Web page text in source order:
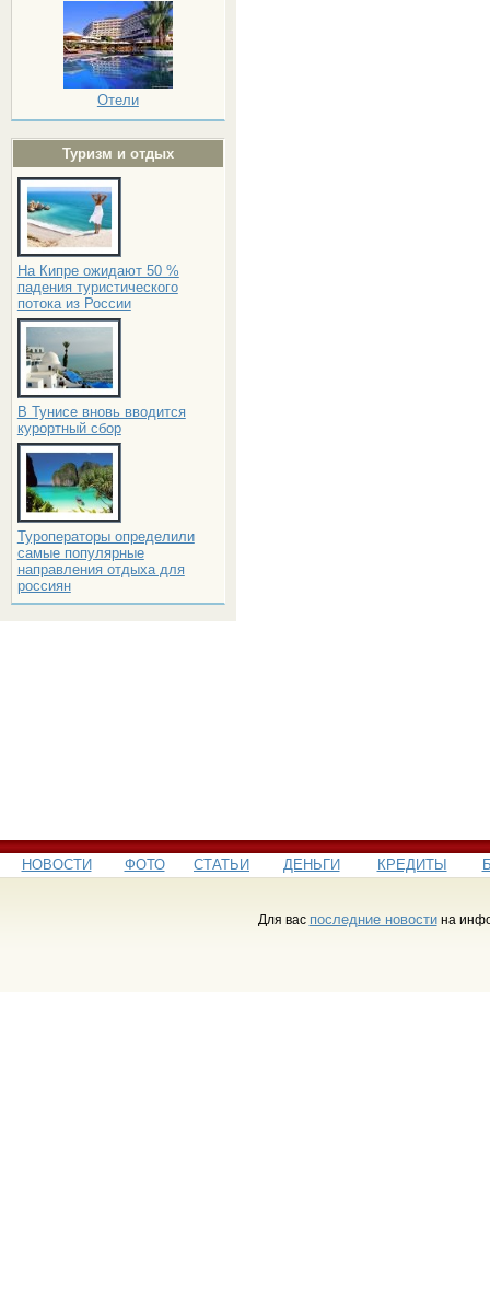
Отели
Туризм и отдых
На Кипре ожидают 50 %
падения туристического
потока из России
В Тунисе вновь вводится
курортный сбор
Туроператоры определили
самые популярные
направления отдыха для
россиян
НОВОСТИ ФОТО СТАТЬИ ДЕНЬГИ КРЕДИТЫ
Для вас последние новостина